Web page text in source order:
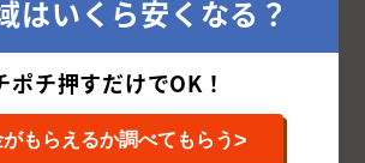
揖保郡 相生市
豊岡市
郡 佐用郡 朝来市
養父市
はいくら安くなる？
ポチ押すだけでOK！
もらえるか調べてもらう>